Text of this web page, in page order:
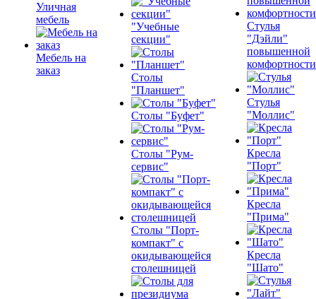
Уличная
мебель
Мебель на
заказ
"Учебные
секции"
Столы
"Планшет"
Столы "Буфет"
Столы "Рум-
сервис"
Столы "Порт-
компакт" с
окидывающейся
столешницей
Стулья
"Дэйли"
повышенной
комфортности
Стулья
"Моллис"
Кресла
"Порт"
Кресла
"Прима"
Кресла
"Шато"